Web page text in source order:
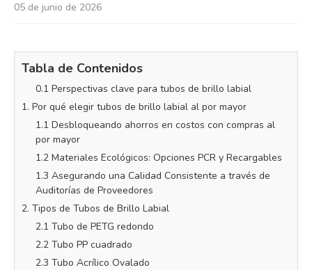
05 de junio de 2026
Tabla de Contenidos
0.1 Perspectivas clave para tubos de brillo labial
1. Por qué elegir tubos de brillo labial al por mayor
1.1 Desbloqueando ahorros en costos con compras al
por mayor
1.2 Materiales Ecológicos: Opciones PCR y Recargables
1.3 Asegurando una Calidad Consistente a través de
Auditorías de Proveedores
2. Tipos de Tubos de Brillo Labial
2.1 Tubo de PETG redondo
2.2 Tubo PP cuadrado
2.3 Tubo Acrílico Ovalado